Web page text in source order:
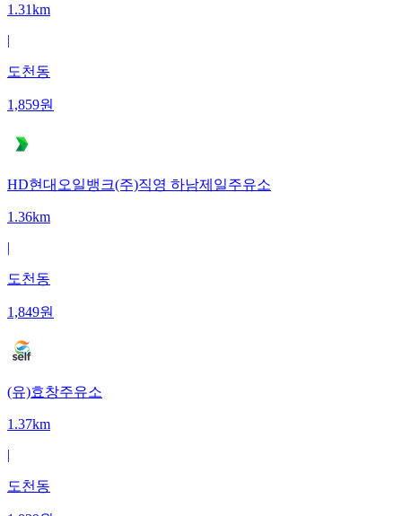
1.31km
|
도천동
1,859원
HD현대오일뱅크(주)직영 하남제일주유소
1.36km
|
도천동
1,849원
(유)효창주유소
1.37km
|
도천동